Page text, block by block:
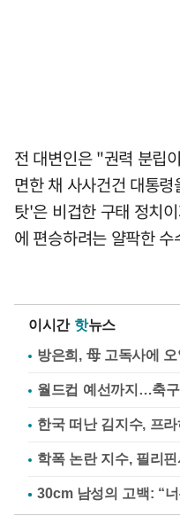
전 대변인은 "권력 분립
면한 채 사사건건 대통
탓'은 비겁한 구태 정치
에 편승하려는 얄팍한
이시간 핫뉴스
방은희, 母 고독사에
월드컵 예선까지…축
한국 떠난 김지수, 프
학폭 논란 지수, 필리